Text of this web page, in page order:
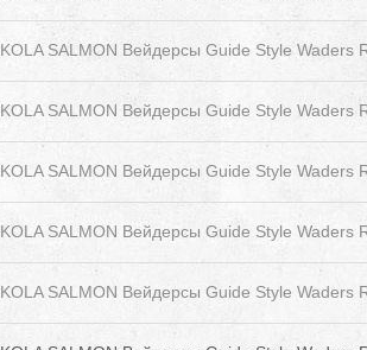
KOLA SALMON Вейдерсы Guide Style Waders
KOLA SALMON Вейдерсы Guide Style Waders
KOLA SALMON Вейдерсы Guide Style Waders
KOLA SALMON Вейдерсы Guide Style Waders
KOLA SALMON Вейдерсы Guide Style Waders